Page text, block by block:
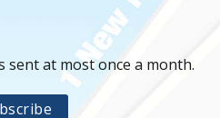
at most once a month.